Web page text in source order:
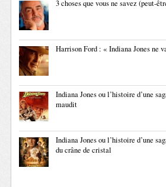
3 choses que vous ne savez (peut-
Harrison Ford : « Indiana Jones ne
Indiana Jones ou l’histoire d’une
maudit
Indiana Jones ou l’histoire d’une
du crâne de cristal